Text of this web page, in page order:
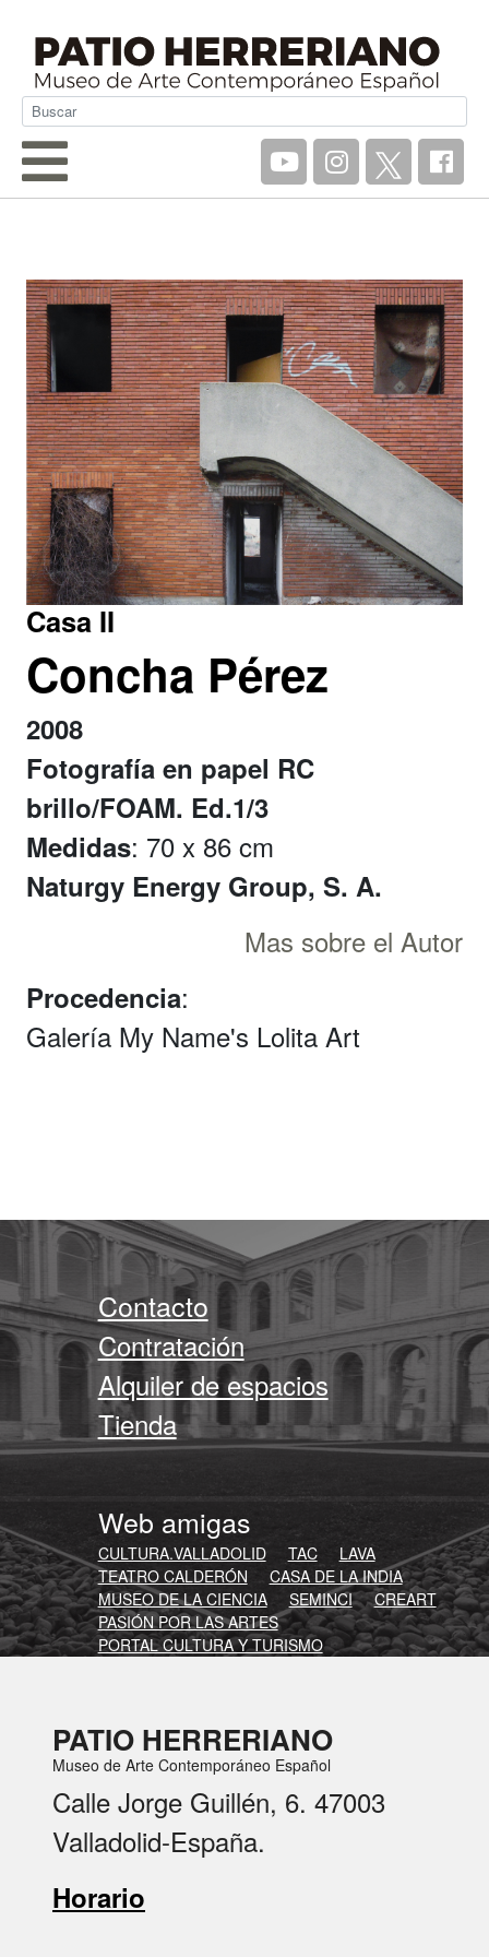
Casa II
Concha Pérez
2008
Fotografía en papel RC
brillo/FOAM. Ed.1/3
Medidas: 70 x 86 cm
Naturgy Energy Group, S. A.
Mas sobre el Autor
Procedencia:
Galería My Name's Lolita Art
Contacto
Contratación
Alquiler de espacios
Tienda
Web amigas
CULTURA.VALLADOLID TAC
LAVA
TEATRO CALDERÓN
CASA DE LA INDIA
MUSEO DE LA CIENCIA
SEMINCI
CREART
PASIÓN POR LAS ARTES
PORTAL CULTURA Y TURISMO
PATIO HERRERIANO
Museo de Arte Contemporáneo Español
Calle Jorge Guillén, 6. 47003
Valladolid-España.
Horario